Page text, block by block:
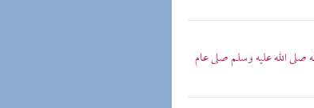
الله عليه وسلم صلى عام